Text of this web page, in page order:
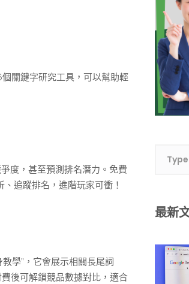
關鍵字研究工具，可以幫助輕
度，甚至預測排名潛力。免費
追蹤排名，進階玩家可衝！
學”，它會展示相關長尾詞
後可解鎖競品數據對比，適合
最新